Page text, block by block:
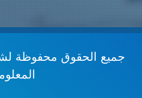
جميع الحقوق محفوظة